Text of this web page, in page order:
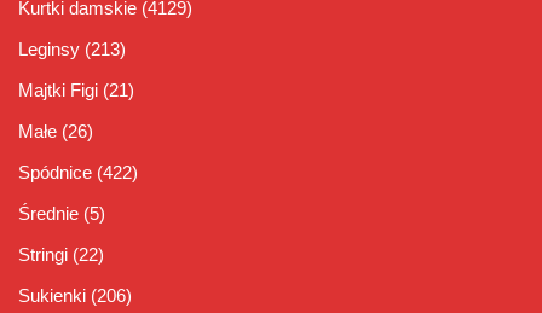
Kurtki damskie (4129)
Leginsy (213)
Majtki Figi (21)
Małe (26)
Spódnice (422)
Średnie (5)
Stringi (22)
Sukienki (206)